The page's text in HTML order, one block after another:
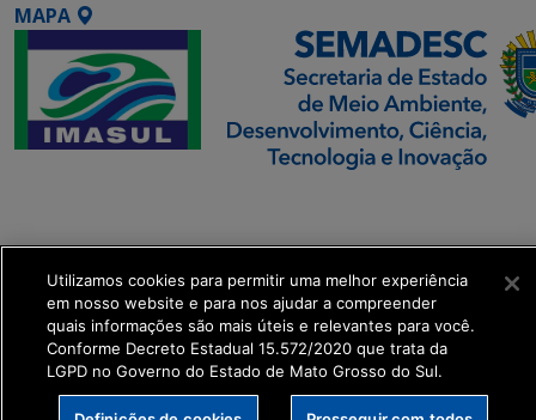
MAPA
Transformação Digital
get_footer();
Utilizamos cookies para permitir uma melhor experiência
em nosso website e para nos ajudar a compreender
quais informações são mais úteis e relevantes para você.
Conforme Decreto Estadual 15.572/2020 que trata da
LGPD no Governo do Estado de Mato Grosso do Sul.